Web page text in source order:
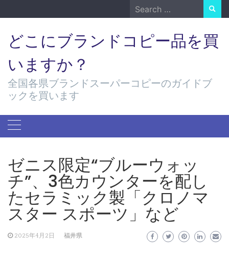
to
Search
for:
どこにブランドコピー品を買
いますか？
全国各県ブランドスーパーコピーのガイドブ
ックを買います
ゼニス限定“ブルーウォッ
チ”、3色カウンターを配し
たセラミック製「クロノマ
スター スポーツ」など
2025年4月2日 福井県